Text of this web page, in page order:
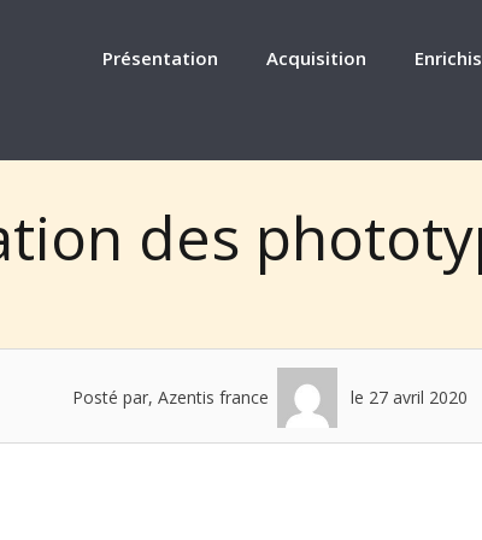
Présentation Acquisition
des
Posté par, Azentis france le 27 avril 2020